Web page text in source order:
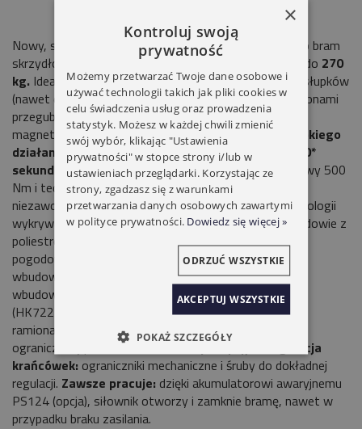
Nowy, szybszy niż kiedykolwiek siłownik HI-SPEED
do bram
skrzydłowych o długości skrzydła
i ciężarze do 270
kg. Idealny do bram posesyjnych nawet dla szerokich słupków
(nawet do 40 cm). Elektromechaniczny siłownik z ramionami
przegubowymi, montowany na słupku, z enkoderem
magnetycznym.Idealny do pracy intensywnej i szybkiego
działania:otwarcie do 90° może trwać zaledwie 10*
sekund!
Niezwykle mocny i trwały:moment obrotowy 500
Nm i technologia enkodera, to milimetrowa precyzja i
niezawodność. Bezpieczny ruch dzięki podwójnej technologii
wykrywania przeszkód.Mocny:dzięki aluminiowej obudowie z
poliestrowym pokryciem odporniejszym na warunki
pogodowe. Dwie wersje samohamowne24Vps, z
wbudowanymi ogranicznikami otwarcia i zamknięcia: z
wbudowaną centralą (HK7024HS) oraz bez centrali
(HK7224HS).
Wygodny i szybki montaż:przegubowe
ramiona mają regulowaną długość dla montażu w
ograniczonej przestrzeni.Prosta i precyzyjna regulacja
krańcówek: ograniczniki mechaniczne i śruby do dokładnej
regulacji. Zawsze pracuje: dzięki akumulatorowi awaryjnemu
PS124 (opcja), siłownik otworzy i zamknie bramę, nawet w
przypadku braku zasilania.
×
Kontroluj swoją
prywatność
Możemy przetwarzać Twoje dane osobowe i
używać technologii takich jak pliki cookies w
celu świadczenia usług oraz prowadzenia
statystyk. Możesz w każdej chwili zmienić
swój wybór, klikając "Ustawienia
prywatności" w stopce strony i/lub w
ustawieniach przeglądarki. Korzystając ze
strony, zgadzasz się z warunkami
przetwarzania danych osobowych zawartymi
w polityce prywatności. Dowiedz się więcej »
AKCEPTUJ WSZYSTKIE
ODRZUĆ WSZYSTKIE
POKAŻ SZCZEGÓŁY